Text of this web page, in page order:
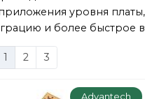
уровня
и более быстрое
1 2 3
Advantech